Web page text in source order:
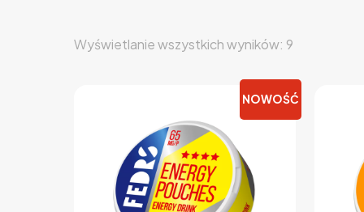
Wyświetlanie wszystkich wyników: 9
popularności
NOWOŚĆ